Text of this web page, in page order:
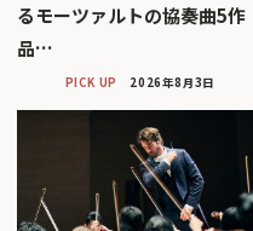
るモーツァルトの協奏曲5作
品…
PICK UP 2026年8月3日